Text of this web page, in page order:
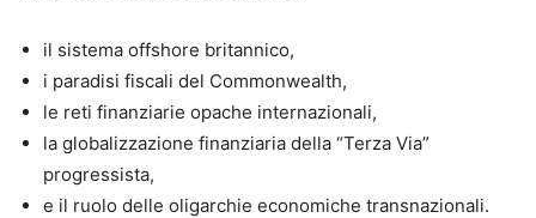
il sistema offshore britannico,
i paradisi fiscali del Commonwealth,
le reti finanziarie opache internazionali,
la globalizzazione finanziaria della “Terza Via”
progressista,
e il ruolo delle oligarchie economiche transnazionali.